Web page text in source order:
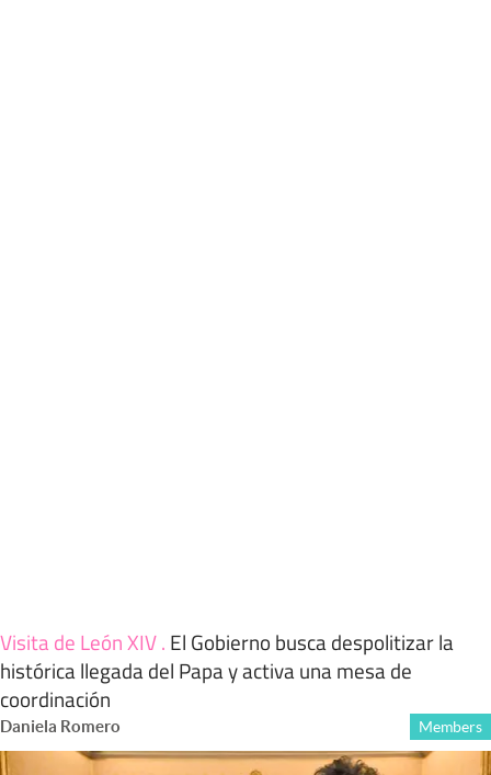
Visita de León XIV. El Gobierno busca despolitizar la
histórica llegada del Papa y activa una mesa de
coordinación
Daniela Romero Members